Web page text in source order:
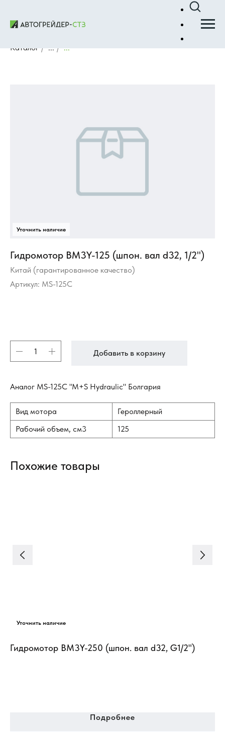
Каталог / ... / ...
Гидромотор BM3Y-125 (шпон. вал d32, 1/2")
Китай (гарантированное качество)
Артикул: MS-125C
Добавить в корзину
Аналог MS-125C "M+S Hydraulic" Болгария
Вид мотора
Героллерный
Рабочий объем, см3
125
Похожие товары
Гидромотор BM3Y-250 (шпон. вал d32, G1/2")
Подробнее